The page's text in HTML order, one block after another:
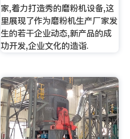
家,着力打造秀的磨粉机设备,这
里展现了作为磨粉机生产厂家发
生的若干企业动态,新产品的成
功开发,企业文化的造诣.